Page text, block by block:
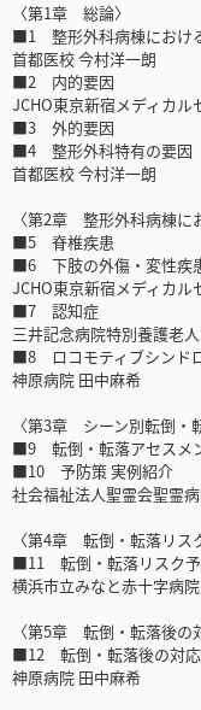
〈第1章 総論〉
■1 整形外科病棟におけ
首都医校 今村洋一朗
■2 内的要因
JCHO東京新宿メディカル
■3 外的要因
■4 整形外科特有の要因
首都医校 今村洋一朗
〈第2章 整形外科病棟に
■5 脊椎疾患
■6 下肢の外傷・変性疾
JCHO東京新宿メディカル
■7 認知症
三井記念病院特別養護老
■8 ロコモティブシンド
神原病院 田中麻希
〈第3章 シーン別転倒・
■9 転倒・転落アセスメ
■10 予防策 実例紹介
社会福祉法人聖霊会聖霊
〈第4章 転倒・転落リス
■11 転倒・転落リスク予
横浜市立みなと赤十字病
〈第5章 転倒・転落後の
■12 転倒・転落後の対
神原病院 田中麻希